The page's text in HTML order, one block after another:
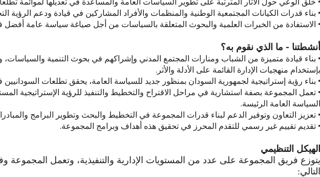
• بناء قدرات الكيانات المجتمعية الوطنية والمنظمات والأفراد المشاركين في قيادة ودعم الرؤية
• الاستفادة من الخبرات العلمية والبحوث المتعلقة بالسياسات من أجل صياغة سياسة عامة
أنشطتنا - ما الذي نقوم به؟
• بناء قيادة متميزة من الشباب ومنارات المجتمع المدني وإشراكهم في بحوث التنمية والسياسات،
بإستخدام منهجيات الإدارة القائمة على الأدلة والأثر.
• بناء رؤية إستراتيجية لجمهورية السودان بمنظور جديد للسياسة العامة، يحقق تطلعات
• تعمل المجموعة بصفة استشارية في مراحل الاقتراح والتخطيط والتنفيذ للرؤية الإستراتيجية
السياسة العامة الرئيسة.
• تعزيز التعاون وتوفير الدعم لبناء قدرات المجموعة في التخطيط والبحث وتطوير البرامج
• تقديم تقييم غير رسمي للتقدم المحرز في تحقيق هذه أهداف وبرامج المجموعة.
الهيكل التنظيمي
يتوزع فريق المجموعة على عدد من المستويات الإدارية والتنفيذية، وتعمل المجموعة
التالي: